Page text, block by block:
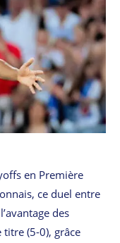
en Première
ce duel entre
des
(5-0), grâce